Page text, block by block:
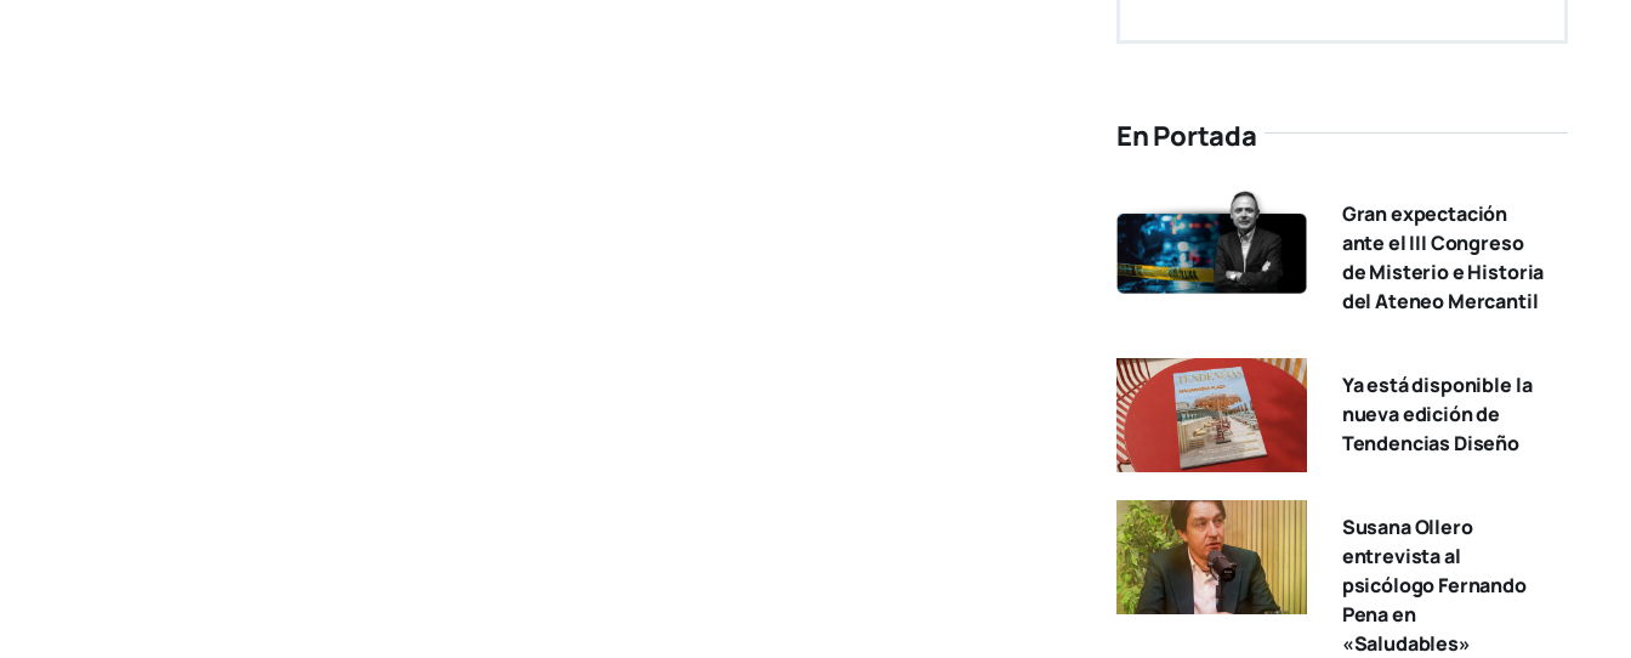
En Portada
Gran expectación
ante el III Congreso
de Misterio e Historia
del Ateneo Mercantil
Ya está disponible la
nueva edición de
Tendencias Diseño
Susana Ollero
entrevista al
psicólogo Fernando
Pena en
«Saludables»